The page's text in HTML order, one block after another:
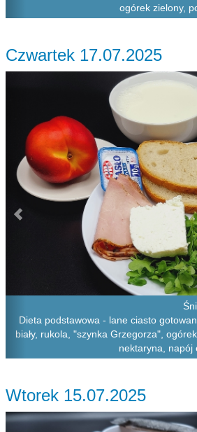
ogórek zielony,
Czwartek 17.07.2025
Dieta podstawowa - lane ciasto
biały, rukola, "szynka Grzegorza",
nektaryna, napój
Wtorek 15.07.2025
Previous